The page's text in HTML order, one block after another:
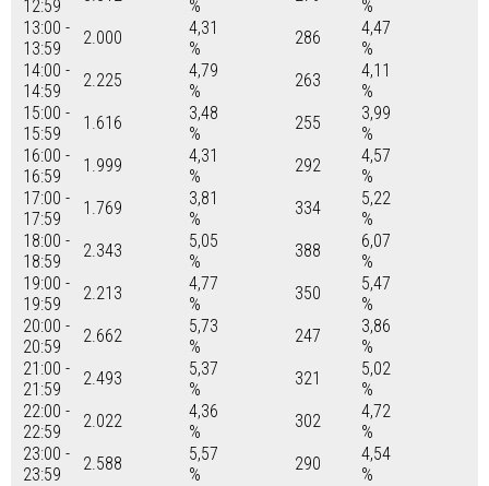
12:59
%
%
13:00 -
13:59
2.000
4,31
%
286
4,47
%
14:00 -
14:59
2.225
4,79
%
263
4,11
%
15:00 -
15:59
1.616
3,48
%
255
3,99
%
16:00 -
16:59
1.999
4,31
%
292
4,57
%
17:00 -
17:59
1.769
3,81
%
334
5,22
%
18:00 -
18:59
2.343
5,05
%
388
6,07
%
19:00 -
19:59
2.213
4,77
%
350
5,47
%
20:00 -
20:59
2.662
5,73
%
247
3,86
%
21:00 -
21:59
2.493
5,37
%
321
5,02
%
22:00 -
22:59
2.022
4,36
%
302
4,72
%
23:00 -
23:59
2.588
5,57
%
290
4,54
%